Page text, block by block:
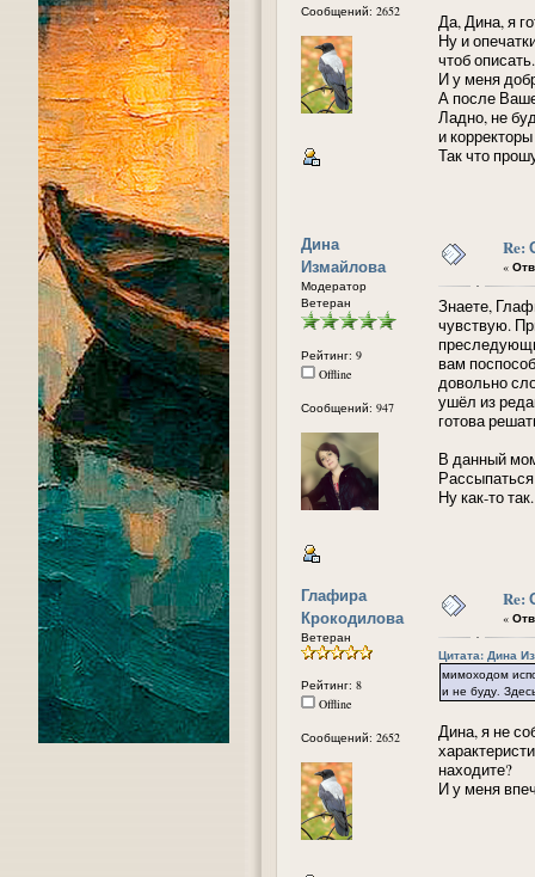
Сообщений: 2652
Да, Дина, я
Ну и
чтоб описать.
И у меня
А после
Ладно, не
и
Так что
Дина
Измайлова
Модератор
Ветеран
Рейтинг: 9
Offline
Сообщений: 947
Re:
«
Знаете,
чувствую.
вам
довольно
ушёл из
готова
В данный
Ну как-то так.
Глафира
Крокодилова
Ветеран
Рейтинг: 8
Offline
Сообщений: 2652
Re:
«
Цитата: Дина
мимоходом
и не буду.
Дина, я не
находите?
И у меня